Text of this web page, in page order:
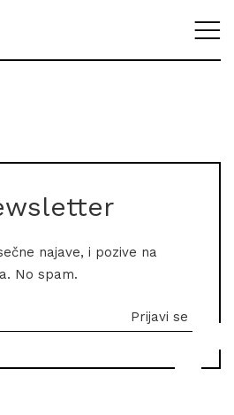
najave, i pozive na
No spam.